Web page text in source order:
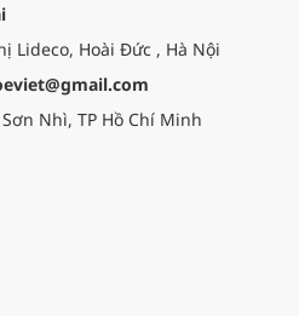
Lideco, Hoài Đức , Hà Nội
Nhì, TP Hồ Chí Minh